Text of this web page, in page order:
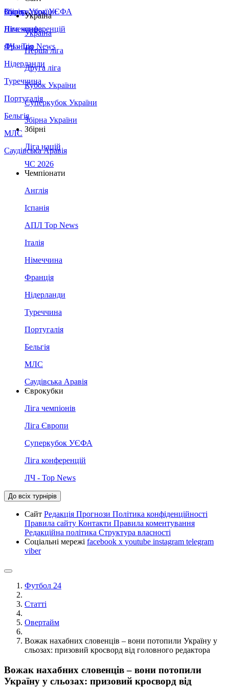
Збірна України
Італія
Німеччина
Франція
Нідерланди
Туреччина
Португалія
Бельгія
МЛС
Саудівська Аравія
Суперкубок УЄФА
Ліга конференцій
ЛЧ - Top News
Україна
Україна
Перша ліга
Друга ліга
Кубок України
Суперкубок України
Збірна України
Збірні
Ліга націй
ЧС 2026
Чемпіонати
Англія
Іспанія
АПЛ Top News
Італія
Німеччина
Франція
Нідерланди
Туреччина
Португалія
Бельгія
МЛС
Саудівська Аравія
Єврокубки
Ліга чемпіонів
Ліга Європи
Суперкубок УЄФА
Ліга конференцій
ЛЧ - Top News
До всіх турнірів
Сайт Редакція Прогнози Політика конфіденційності
Правила сайту Контакти Правила коментування
Редакційна політика Структура власності
Соціальні мережі facebook x youtube instagram telegram
viber
Футбол 24
Статті
Овертайм
Вожак нахабних словенців – вони потопили Україну у
сльозах: призовий кросворд від головного редактора
Вожак нахабних словенців – вони потопили
Україну у сльозах: призовий кросворд від